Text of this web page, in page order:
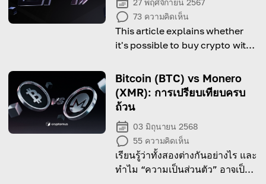
73 ความคิดเห็น
This article explains whether
it's possible to buy crypto with
Bitcoin (BTC) vs Monero
(XMR): การเปรียบเทียบครบ
ถ้วน
03 มิถุนายน 2568
55 ความคิดเห็น
เรียนรู้ว่าทั้งสองต่างกันอย่างไร และ
ทำไม “ความเป็นส่วนตัว” อาจเป็น